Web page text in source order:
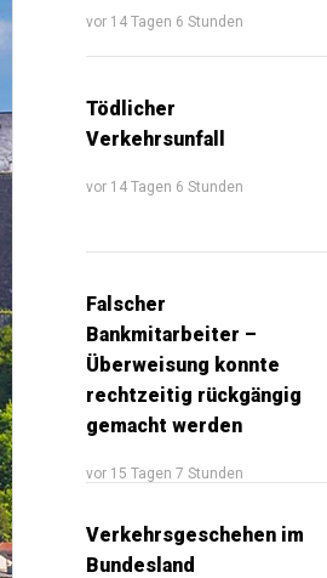
vor 14 Tagen 6 Stunden
Tödlicher
Verkehrsunfall
vor 14 Tagen 6 Stunden
Falscher
Bankmitarbeiter –
Überweisung konnte
rechtzeitig rückgängig
gemacht werden
vor 15 Tagen 7 Stunden
Verkehrsgeschehen im
Bundesland